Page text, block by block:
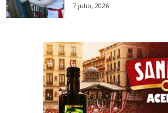
7 julio, 2026